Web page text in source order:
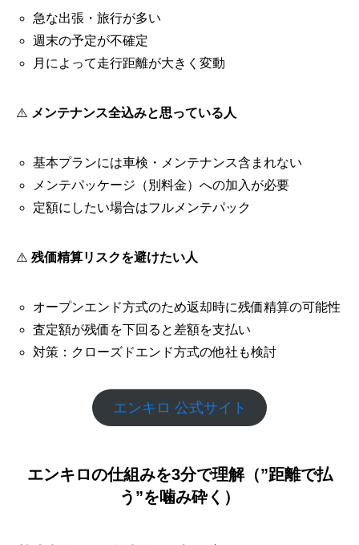
急な出張・旅行が多い
週末の予定が不確定
月によって走行距離が大きく変動
⚠️ メンテナンス全込みと思っている人
基本プランには車検・メンテナンス含まれない
メンテパッケージ（別料金）への加入が必要
定額にしたい場合はフルメンテパック
⚠️ 残価精算リスクを避けたい人
オープンエンド方式のため返却時に残価精算の可能性
査定額が残価を下回ると差額を支払い
対策：クローズドエンド方式の他社も検討
エンキロ 公式サイト
エンキロの仕組みを3分で理解（”距離で払
う”を噛み砕く）